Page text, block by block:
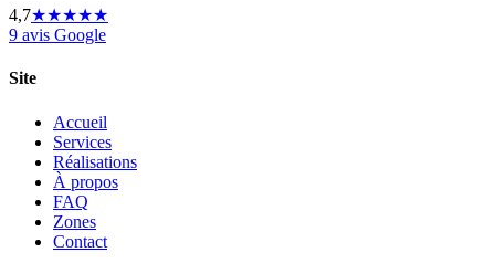
4,7★★★★★
9 avis Google
Site
Accueil
Services
Réalisations
À propos
FAQ
Zones
Contact